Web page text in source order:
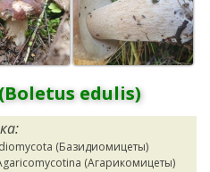
edulis)
(Базидиомицеты)
(Агарикомицеты)